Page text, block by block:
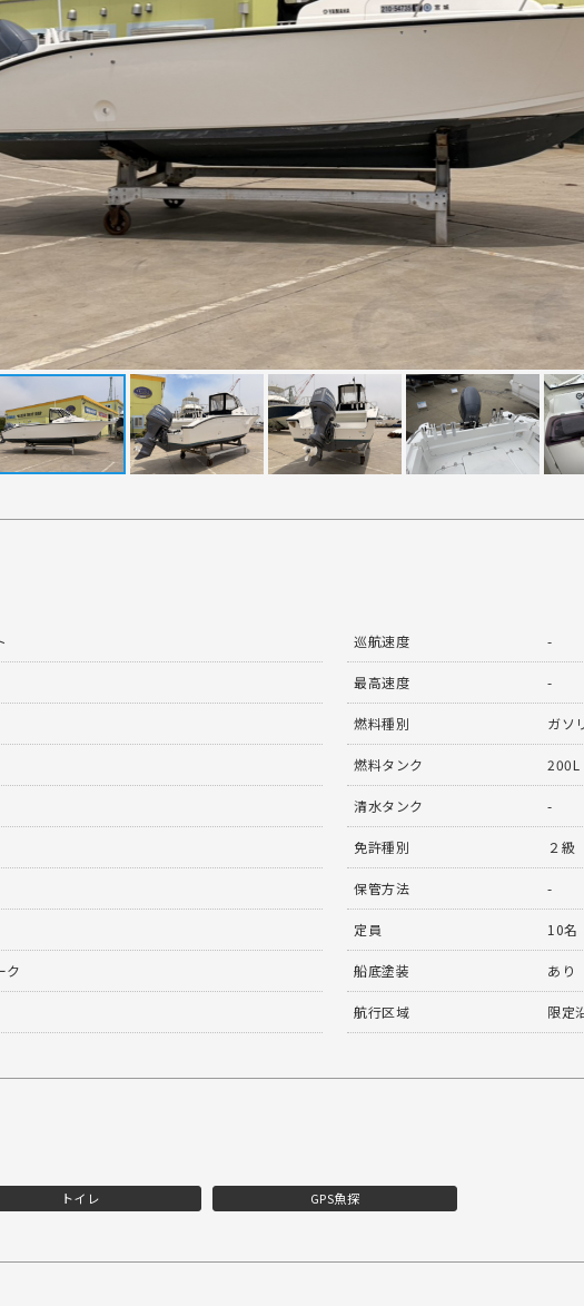
ク
巡航速度 -
最高速度 -
燃料種別 ガソ
燃料タンク 200L
清水タンク -
免許種別 ２級
保管方法 -
定員 10名
船底塗装 あり
航行区域 限定
トイレ GPS魚探